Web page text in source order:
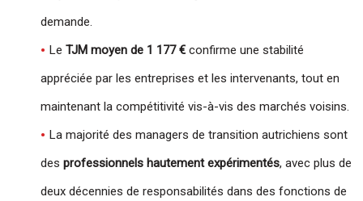
demande.
Le TJM moyen de 1 177 € confirme une stabilité
appréciée par les entreprises et les intervenants, tout en
maintenant la compétitivité vis-à-vis des marchés voisins.
La majorité des managers de transition autrichiens sont
des professionnels hautement expérimentés, avec plus de
deux décennies de responsabilités dans des fonctions de